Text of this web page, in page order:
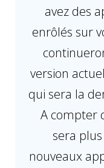
avez des
enrôlés sur
version
qui sera la
A compter
sera
nouveaux